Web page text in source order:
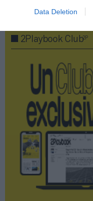
Data Deletion
2Playbook Club2P